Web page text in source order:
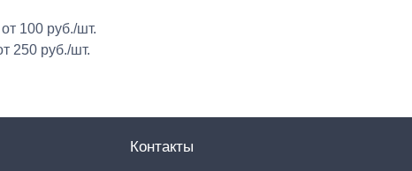
100 руб./шт.
250 руб./шт.
Контакты